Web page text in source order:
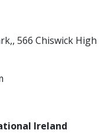
566 Chiswick High
Ireland